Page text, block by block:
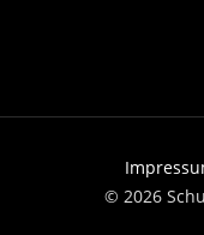
© 2026